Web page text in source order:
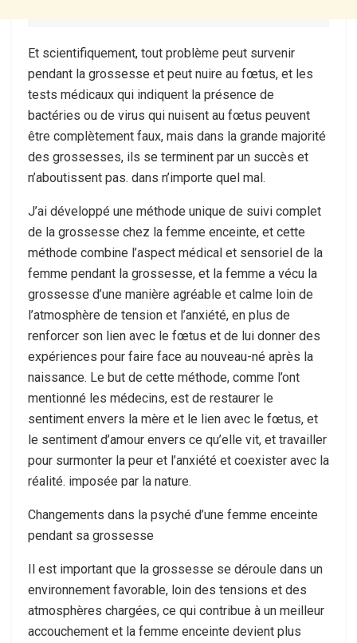
Et scientifiquement, tout problème peut survenir
pendant la grossesse et peut nuire au fœtus, et les
tests médicaux qui indiquent la présence de
bactéries ou de virus qui nuisent au fœtus peuvent
être complètement faux, mais dans la grande majorité
des grossesses, ils se terminent par un succès et
n’aboutissent pas. dans n’importe quel mal.
J’ai développé une méthode unique de suivi complet
de la grossesse chez la femme enceinte, et cette
méthode combine l’aspect médical et sensoriel de la
femme pendant la grossesse, et la femme a vécu la
grossesse d’une manière agréable et calme loin de
l’atmosphère de tension et l’anxiété, en plus de
renforcer son lien avec le fœtus et de lui donner des
expériences pour faire face au nouveau-né après la
naissance. Le but de cette méthode, comme l’ont
mentionné les médecins, est de restaurer le
sentiment envers la mère et le lien avec le fœtus, et
le sentiment d’amour envers ce qu’elle vit, et travailler
pour surmonter la peur et l’anxiété et coexister avec la
réalité. imposée par la nature.
Changements dans la psyché d’une femme enceinte
pendant sa grossesse
Il est important que la grossesse se déroule dans un
environnement favorable, loin des tensions et des
atmosphères chargées, ce qui contribue à un meilleur
accouchement et la femme enceinte devient plus